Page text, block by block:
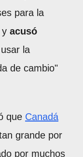
para la
y acusó
la
de cambio"
que Canadá
grande por
por muchos